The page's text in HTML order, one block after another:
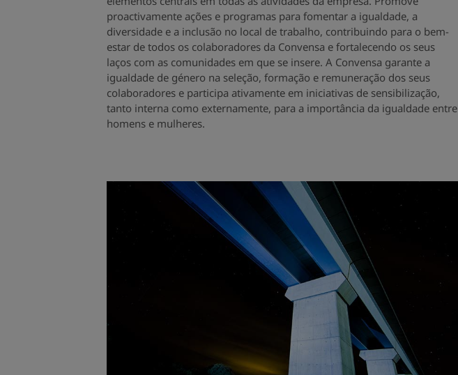
proactivamente ações e programas para fomentar a igualdade, a
diversidade e a inclusão no local de trabalho, contribuindo para o bem-
estar de todos os colaboradores da Convensa e fortalecendo os seus
laços com as comunidades em que se insere. A Convensa garante a
igualdade de género na seleção, formação e remuneração dos seus
colaboradores e participa ativamente em iniciativas de sensibilização,
tanto interna como externamente, para a importância da igualdade entre
homens e mulheres.